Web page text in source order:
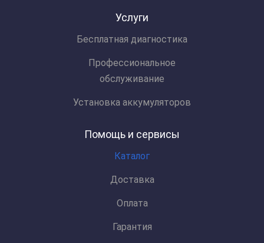
Услуги
Бесплатная диагностика
Профессиональное
обслуживание
Установка аккумуляторов
Помощь и сервисы
Каталог
Доставка
Оплата
Гарантия